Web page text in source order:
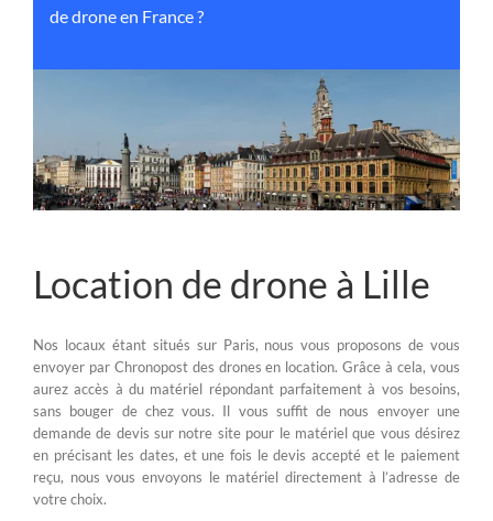
de drone en France ?
Location de drone à Lille
Nos locaux étant situés sur Paris, nous vous proposons de vous
envoyer par Chronopost des drones en location. Grâce à cela, vous
aurez accès à du matériel répondant parfaitement à vos besoins,
sans bouger de chez vous. Il vous suffit de nous envoyer une
demande de devis sur notre site pour le matériel que vous désirez
en précisant les dates, et une fois le devis accepté et le paiement
reçu, nous vous envoyons le matériel directement à l’adresse de
votre choix.